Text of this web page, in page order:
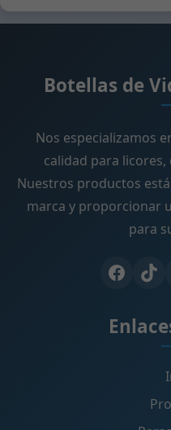
Botellas de
Nos especializamos
calidad para
Nuestros productos
marca y proporcionar
para